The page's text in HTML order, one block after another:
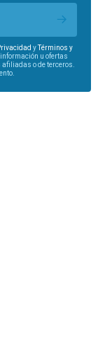
yTérminos y
u ofertas
o de terceros.